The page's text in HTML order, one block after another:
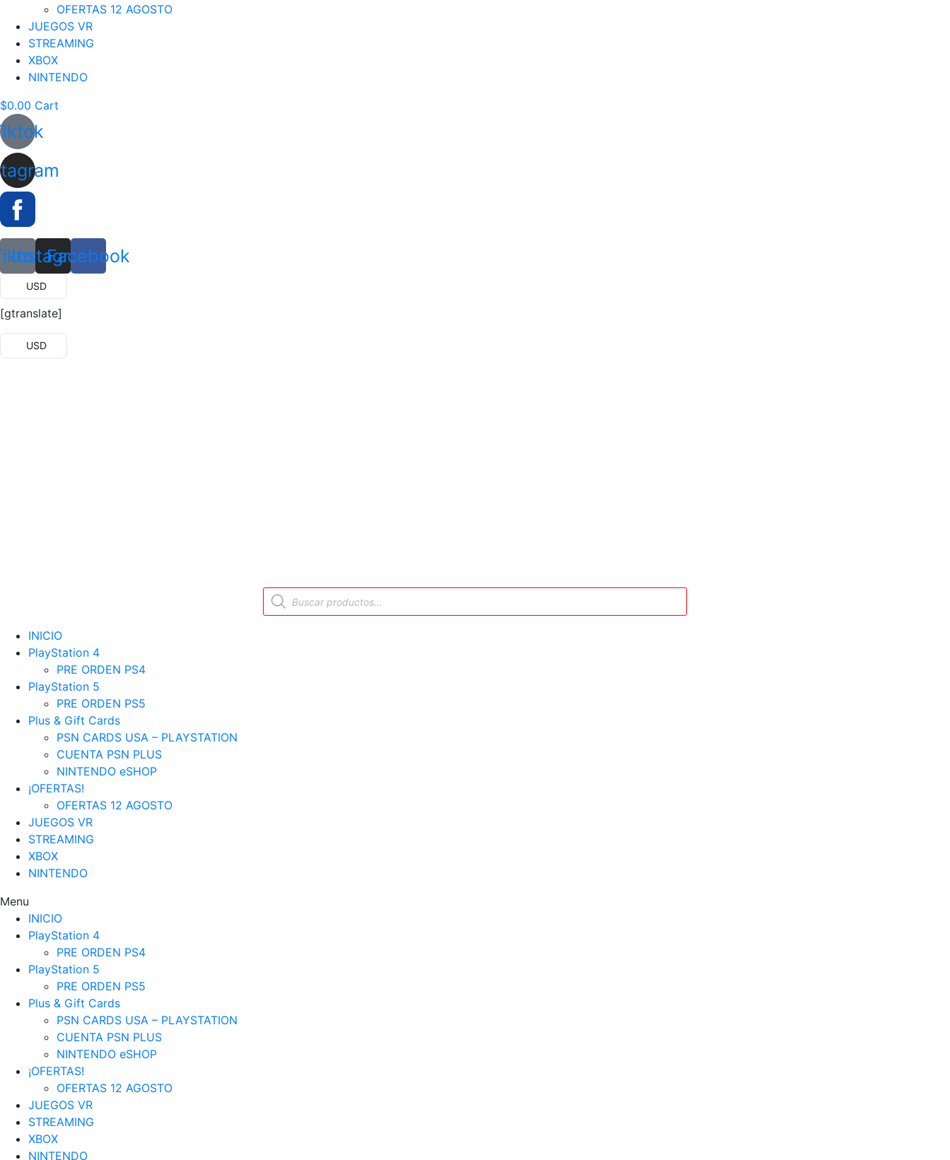
OFERTAS 12 AGOSTO
JUEGOS VR
STREAMING
XBOX
NINTENDO
$0.00 Cart
Instagram
Facebook
USD
[gtranslate]
USD
Búsqueda
de
productos
INICIO
PlayStation 4
PRE ORDEN PS4
PlayStation 5
PRE ORDEN PS5
Plus & Gift Cards
PSN CARDS USA – PLAYSTATION
CUENTA PSN PLUS
NINTENDO eSHOP
¡OFERTAS!
OFERTAS 12 AGOSTO
JUEGOS VR
STREAMING
XBOX
NINTENDO
Menu
INICIO
PlayStation 4
PRE ORDEN PS4
PlayStation 5
PRE ORDEN PS5
Plus & Gift Cards
PSN CARDS USA – PLAYSTATION
CUENTA PSN PLUS
NINTENDO eSHOP
¡OFERTAS!
OFERTAS 12 AGOSTO
JUEGOS VR
STREAMING
XBOX
NINTENDO